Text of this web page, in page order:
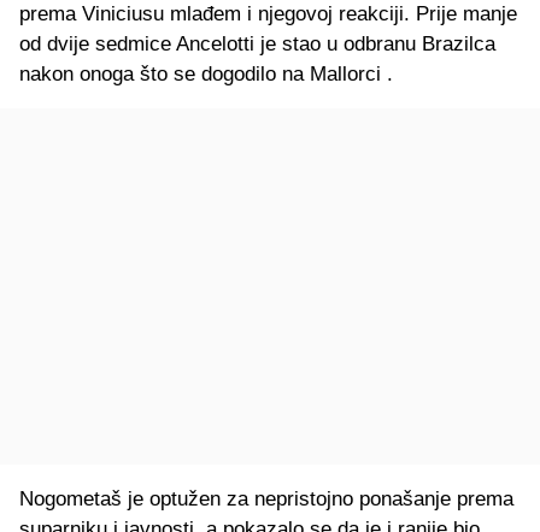
prema Viniciusu mlađem i njegovoj reakciji. Prije manje
od dvije sedmice Ancelotti je stao u odbranu Brazilca
nakon onoga što se dogodilo na Mallorci .
Nogometaš je optužen za nepristojno ponašanje prema